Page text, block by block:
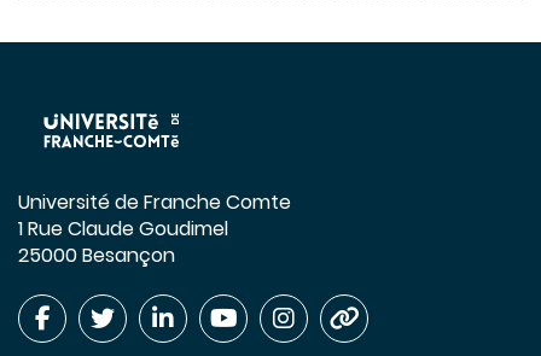
Université de Franche Comte
1 Rue Claude Goudimel
25000 Besançon